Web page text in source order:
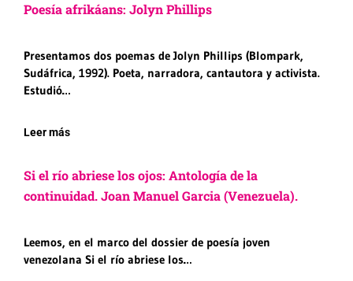
Poesía afrikáans: Jolyn Phillips
Presentamos dos poemas de Jolyn Phillips (Blompark,
Sudáfrica, 1992). Poeta, narradora, cantautora y activista.
Estudió…
Leer más
Si el río abriese los ojos: Antología de la
continuidad. Joan Manuel Garcia (Venezuela).
Leemos, en el marco del dossier de poesía joven
venezolana Si el río abriese los…